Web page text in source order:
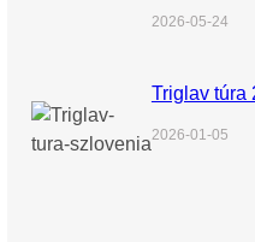
2026-05-24
Triglav túra
2026-01-05